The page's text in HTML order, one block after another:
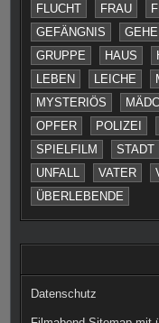
FLUCHT
FRAU
GEFÄNGNIS
GRUPPE
HAUS
LEBEN
LEICHE
MYSTERIÖS
OPFER
POLIZEI
SPIELFILM
STADT
UNFALL
VATER
ÜBERLEBENDE
Datenschutz